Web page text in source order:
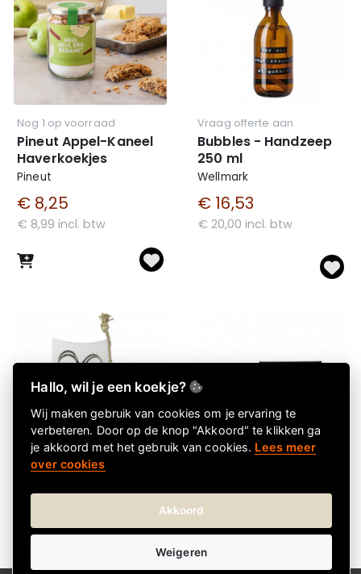
Nog 1 op voorraad
Pineut Appel-Kaneel
Haverkoekjes
Pineut
€ 8,25
€ 8,99 incl. btw
Vraag offerte aan
Bubbles - Handzeep
250 ml
Wellmark
€ 16,53
€ 20,00 incl. btw
Jij bent HARTstikke
100% Leuk
€ 9,05
Salty Caramel Milk
Chocbar - CHCO
€ 4,40
Hallo, wil je een koekje?
Wij maken gebruik van cookies om je ervaring te
verbeteren. Door op de knop "Akkoord" te klikken ga
je akkoord met het gebruik van cookies. Lees meer
over cookies
Akkoord
Weigeren